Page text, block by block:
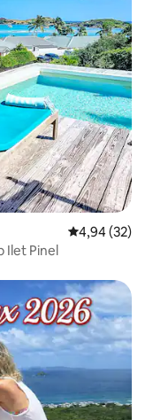
Gemiddelde
4,94 (32)
Pinel